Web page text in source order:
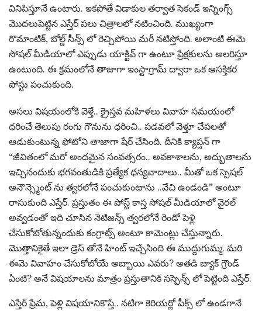
వినిపిస్తూనే ఉంటారు. ఇకపోతే విడాకుల తర్వాత సెకండ్ ఇన్నింగ్స్
మొదలుపెట్టిన ఎస్తేర్ పలు చిత్రాలలో నటించింది. ముఖ్యంగా
రొమాంటిక్, బోల్డ్ సీన్స్ లో రెచ్చిపోయి మరీ నటిస్తోంది. అలాంటి ఈమె
సోషల్ మీడియాలో ఎప్పుడు యాక్టివ్ గా ఉంటూ ప్రేక్షకులను అలరిస్తూ
ఉంటుంది. ఈ క్రమంలోనే తాజాగా ఇంస్టాగ్రామ్ ద్వారా ఒక ఆసక్తికర
పోస్టు పంచుకుంది.
అసలు విషయంలోకి వెళ్తే.. క్రైస్తవ మహిళలు వివాహ సమయంలో
ధరించే తెలుపు రంగు గౌనును ధరించి.. పడవలో వెళ్తూ చేపలతో
ఆడుకుంటున్న ఫోటోని తాజాగా షేర్ చేసింది. దీనికి క్యాప్షన్ గా
“జీవితంలో మరో అందమైన సంవత్సరం.. అవకాశాలను, అద్భుతాలను
ఇచ్చినందుకు భగవంతుడికి ప్రత్యేక ధన్యవాదాలు.. మీతో ఒక స్పెషల్
అనౌన్స్మెంట్ ను త్వరలోనే పంచుకుంటాను ..వేచి ఉండండి” అంటూ
రాసుకుంది ఎస్తేర్. ప్రస్తుతం ఈ పోస్ట్ కాస్త సోషల్ మీడియాలో వైరల్
అవ్వడంతో ఇది చూసిన నెటిజన్స్ త్వరలోనే రెండో పెళ్లి
చేసుకోబోతున్నందుకు కంగ్రాట్స్ అంటూ కామెంట్లు చేస్తున్నారు.
మొత్తానికైతే ఇలా డ్రెస్ తోనే హింట్ ఇచ్చేసింది ఈ ముద్దుగుమ్మ. మరి
ఈమె వివాహం చేసుకోబోయే అబ్బాయి ఎవరు? అతడి బ్యాక్ గ్రౌండ్
ఏంటి? అనే విషయాలను మాత్రం ప్రస్తుతానికి సస్పెన్స్ లో పెట్టింది ఎస్తేర్.
ఎస్తేర్ ప్రేమ, పెళ్లి విషయానికొస్తే.. నటిగా కెరియర్లో పీక్స్ లో ఉండగానే